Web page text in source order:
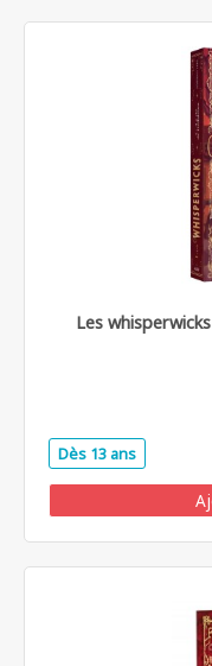
Les
Dès 13 ans